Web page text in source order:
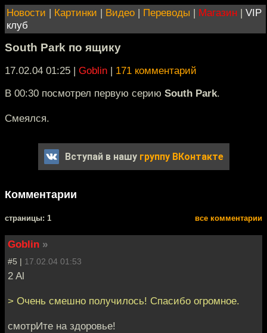
Новости | Картинки | Видео | Переводы | Магазин | VIP
клуб
South Park по ящику
17.02.04 01:25 | Goblin | 171 комментарий
В 00:30 посмотрел первую серию South Park.
Смеялся.
Вступай в нашу группу ВКонтакте
Комментарии
cтраницы: 1 все комментарии
Goblin »
#5 | 17.02.04 01:53
2 Al
> Очень смешно получилось! Спасибо огромное.
смотрИте на здоровье!